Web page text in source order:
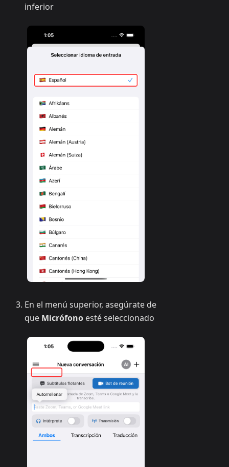
inferior
En el menú superior, asegúrate de
que Micrófono esté seleccionado